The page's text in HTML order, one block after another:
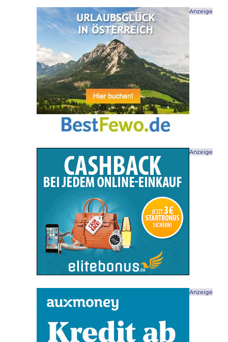
Anzeige
Anzeige
Anzeige